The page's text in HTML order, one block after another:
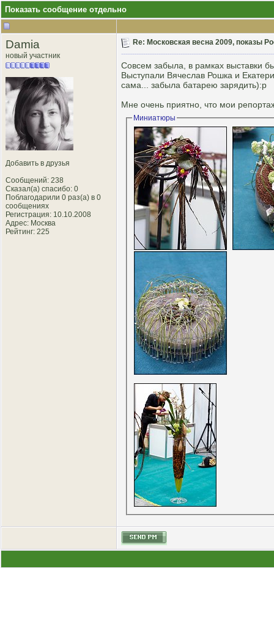
Показать сообщение отдельно
Damia
новый участник
Добавить в друзья
Сообщений: 238
Сказал(а) спасибо: 0
Поблагодарили 0 раз(а) в 0
сообщениях
Регистрация: 10.10.2008
Адрес: Москва
Рейтинг: 225
Re: Московская весна 2009, показы
Совсем забыла, в рамках выставки
Выступали Вячеслав Рошка и
сама... забыла батарею зарядить):p
Мне очень приятно, что мои
Миниатюры